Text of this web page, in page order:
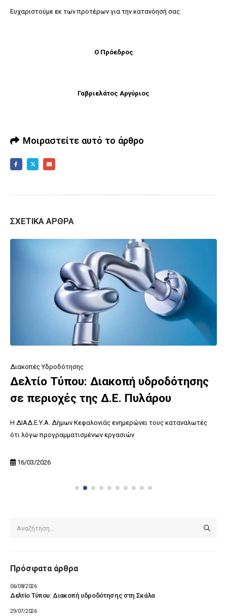
Ευχαριστούμε εκ των προτέρων για την κατανόησή σας.
Ο Πρόεδρος
Γαβριελάτος Αργύριος
Μοιραστείτε αυτό το άρθρο
ΣΧΕΤΙΚΆ ΆΡΘΡΑ
Διακοπές Υδροδότησης
Δελτίο Τύπου: Διακοπή υδροδότησης
σε περιοχές της Δ.Ε. Πυλάρου
Η ΔΙΑΔ.Ε.Υ.Α. Δήμων Κεφαλονιάς ενημερώνει τους καταναλωτές
ότι λόγω προγραμματισμένων εργασιών
16/03/2026
Πρόσφατα άρθρα
Δελτίο Τύπου: Διακοπή υδροδότησης στη Σκάλα
06/08/2026
29/07/2026